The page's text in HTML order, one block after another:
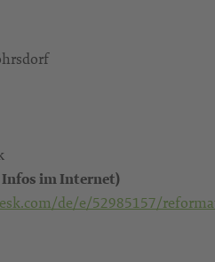
Infos im Internet)
de/e/52985157/